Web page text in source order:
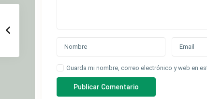
Guarda mi nombre, correo electrónico y web en